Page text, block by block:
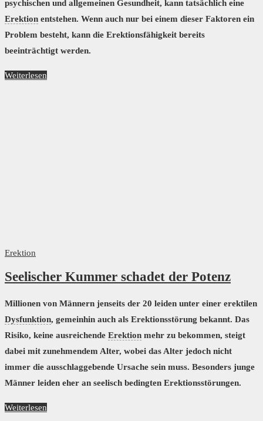
psychischen und allgemeinen Gesundheit, kann tatsächlich eine
Erektion entstehen. Wenn auch nur bei einem dieser Faktoren ein
Problem besteht, kann die Erektionsfähigkeit bereits
beeinträchtigt werden.
Weiterlesen
Erektion
Seelischer Kummer schadet der Potenz
Millionen von Männern jenseits der 20 leiden unter einer erektilen
Dysfunktion, gemeinhin auch als Erektionsstörung bekannt. Das
Risiko, keine ausreichende Erektion mehr zu bekommen, steigt
dabei mit zunehmendem Alter, wobei das Alter jedoch nicht
immer die ausschlaggebende Ursache sein muss. Besonders junge
Männer leiden eher an seelisch bedingten Erektionsstörungen.
Weiterlesen